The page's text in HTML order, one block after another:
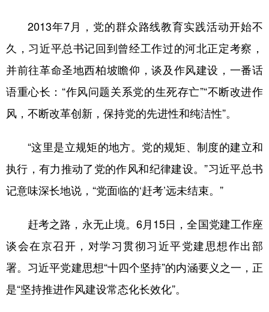
2013年7月，党的群众路线教育实践活动开始不
久，习近平总书记回到曾经工作过的河北正定考察，
并前往革命圣地西柏坡瞻仰，谈及作风建设，一番话
语重心长：“作风问题关系党的生死存亡”“不断改进作
风，不断改革创新，保持党的先进性和纯洁性”。
“这里是立规矩的地方。党的规矩、制度的建立和
执行，有力推动了党的作风和纪律建设。”习近平总书
记意味深长地说，“党面临的‘赶考’远未结束。”
赶考之路，永无止境。6月15日，全国党建工作座
谈会在京召开，对学习贯彻习近平党建思想作出部
署。习近平党建思想“十四个坚持”的内涵要义之一，正
是“坚持推进作风建设常态化长效化”。